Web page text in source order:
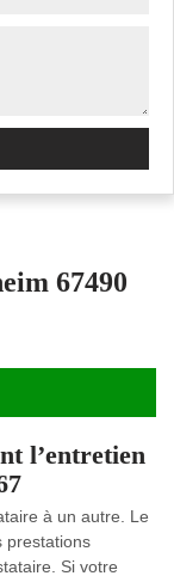
67490
l’entretien
à un autre. Le
prestations
Si votre